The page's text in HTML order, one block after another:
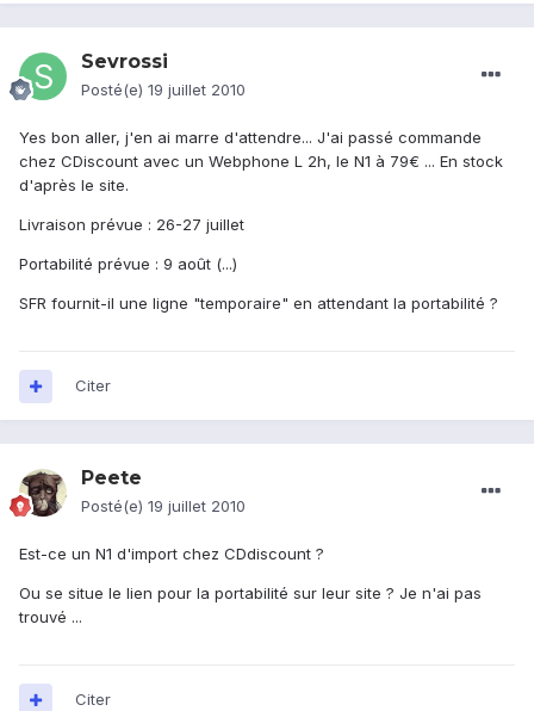
Sevrossi
Posté(e) 19 juillet 2010
Yes bon aller, j'en ai marre d'attendre... J'ai passé commande
chez CDiscount avec un Webphone L 2h, le N1 à 79€ ... En stock
d'après le site.
Livraison prévue : 26-27 juillet
Portabilité prévue : 9 août (...)
SFR fournit-il une ligne "temporaire" en attendant la portabilité ?
Citer
Peete
Posté(e) 19 juillet 2010
Est-ce un N1 d'import chez CDdiscount ?
Ou se situe le lien pour la portabilité sur leur site ? Je n'ai pas
trouvé ...
Citer